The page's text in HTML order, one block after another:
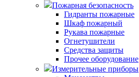
Пожарная безопасность
Гидранты пожарные
Шкаф пожарный
Рукава пожарные
Огнетушители
Средства защиты
Прочее оборудование
Измерительные приборы